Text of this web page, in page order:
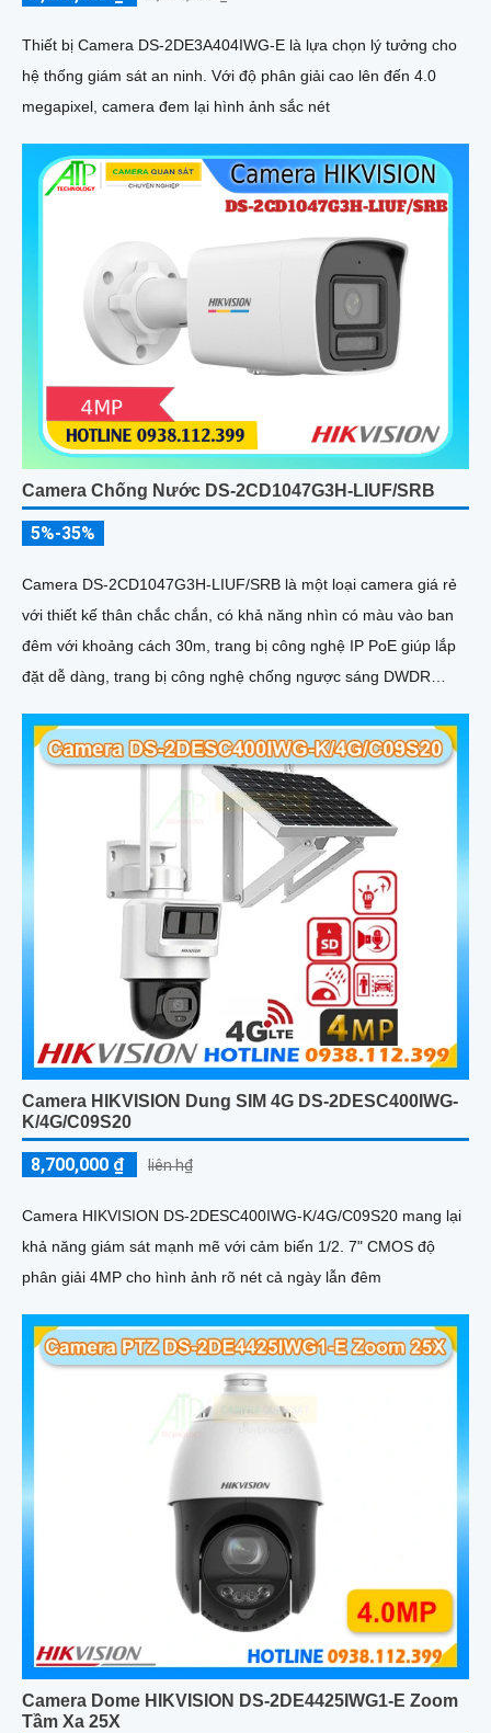
Thiết bị Camera DS-2DE3A404IWG-E là lựa chọn lý tưởng cho
hệ thống giám sát an ninh. Với độ phân giải cao lên đến 4.0
megapixel, camera đem lại hình ảnh sắc nét
Camera Chống Nước DS-2CD1047G3H-LIUF/SRB
5%-35%
Camera DS-2CD1047G3H-LIUF/SRB là một loại camera giá rẻ
với thiết kế thân chắc chắn, có khả năng nhìn có màu vào ban
đêm với khoảng cách 30m, trang bị công nghệ IP PoE giúp lắp
đặt dễ dàng, trang bị công nghệ chống ngược sáng DWDR
Camera HIKVISION Dung SIM 4G DS-2DESC400IWG-
K/4G/C09S20
8,700,000 ₫ liên h₫
Camera HIKVISION DS-2DESC400IWG-K/4G/C09S20 mang lại
khả năng giám sát mạnh mẽ với cảm biến 1/2. 7" CMOS độ
phân giải 4MP cho hình ảnh rõ nét cả ngày lẫn đêm
Camera Dome HIKVISION DS-2DE4425IWG1-E Zoom
Tầm Xa 25X